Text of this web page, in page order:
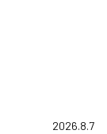
2026.8.7